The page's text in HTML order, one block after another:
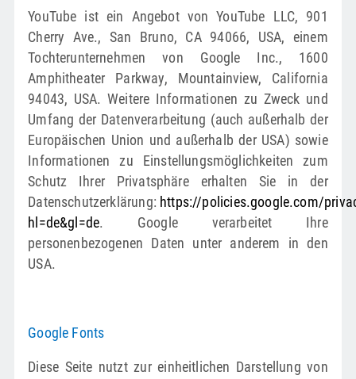
YouTube ist ein Angebot von YouTube LLC, 901
Cherry Ave., San Bruno, CA 94066, USA, einem
Tochterunternehmen von Google Inc., 1600
Amphitheater Parkway, Mountainview, California
94043, USA. Weitere Informationen zu Zweck und
Umfang der Datenverarbeitung (auch außerhalb der
Europäischen Union und außerhalb der USA) sowie
Informationen zu Einstellungsmöglichkeiten zum
Schutz Ihrer Privatsphäre erhalten Sie in der
Datenschutzerklärung: https://policies.google.com/
hl=de&gl=de. Google verarbeitet Ihre
personenbezogenen Daten unter anderem in den
USA.
Google Fonts
Diese Seite nutzt zur einheitlichen Darstellung von